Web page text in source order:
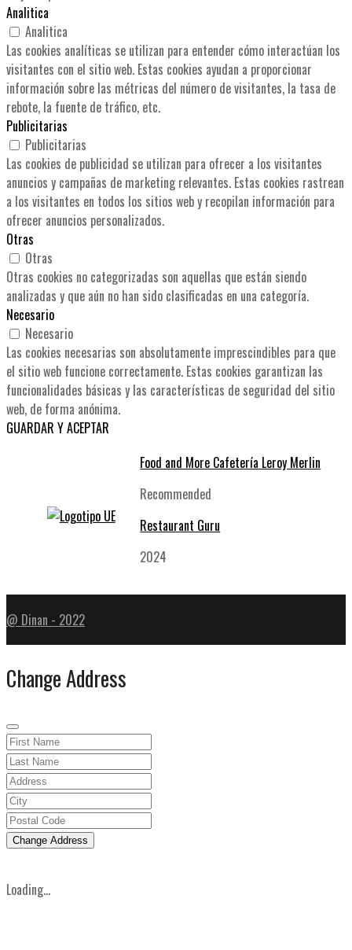
Analitica
Analitica
Las cookies analíticas se utilizan para entender cómo interactúan los
visitantes con el sitio web. Estas cookies ayudan a proporcionar
información sobre las métricas del número de visitantes, la tasa de
rebote, la fuente de tráfico, etc.
Publicitarias
Publicitarias
Las cookies de publicidad se utilizan para ofrecer a los visitantes
anuncios y campañas de marketing relevantes. Estas cookies rastrean
a los visitantes en todos los sitios web y recopilan información para
ofrecer anuncios personalizados.
Otras
Otras
Otras cookies no categorizadas son aquellas que están siendo
analizadas y que aún no han sido clasificadas en una categoría.
Necesario
Necesario
Las cookies necesarias son absolutamente imprescindibles para que
el sitio web funcione correctamente. Estas cookies garantizan las
funcionalidades básicas y las características de seguridad del sitio
web, de forma anónima.
GUARDAR Y ACEPTAR
Food and More Cafetería Leroy Merlin
Recommended
Restaurant Guru
2024
@ Dinan - 2022
Change Address
Change Address
Loading...